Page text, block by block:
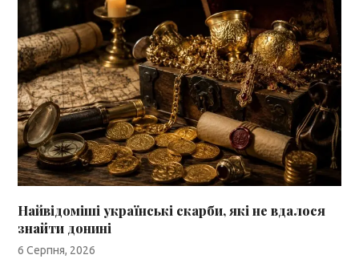
Найвідоміші українські скарби, які не вдалося
знайти донині
6 Серпня, 2026